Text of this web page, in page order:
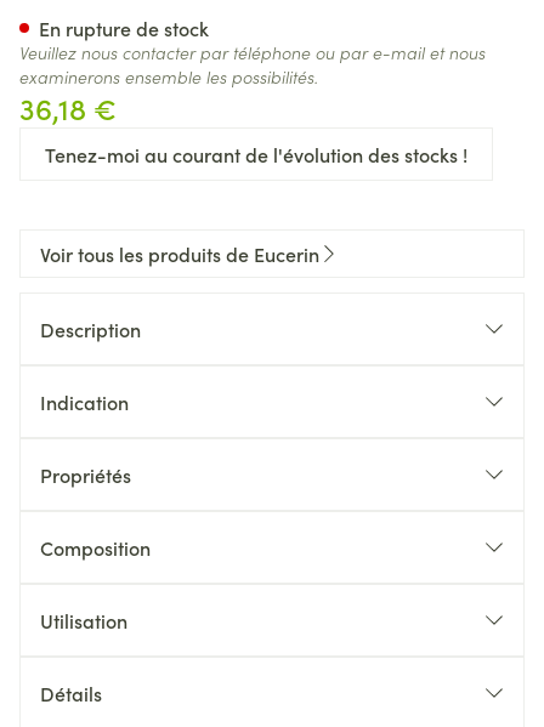
36,18 €
Tenez-moi au courant de l'évolution des stocks !
En rupture de stock
Veuillez nous contacter par téléphone ou par e-mail et nous
examinerons ensemble les possibilités.
Voir tous les produits de Eucerin
Description
Indication
Propriétés
Composition
Utilisation
Détails